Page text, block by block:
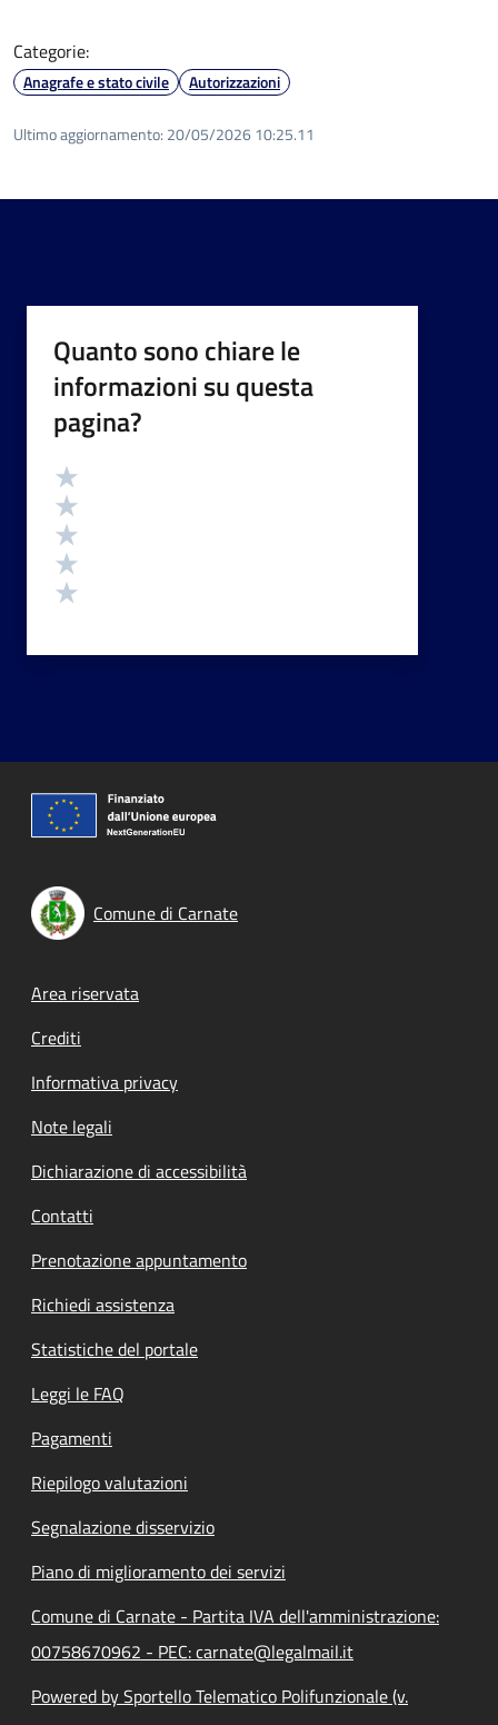
Categorie:
Anagrafe e stato civile Autorizzazioni
Ultimo aggiornamento: 20/05/2026 10:25.11
Quanto sono chiare le
informazioni su questa
pagina?
Valutazione
Comune di Carnate
Footer menu
Area riservata
Crediti
Informativa privacy
Note legali
Dichiarazione di accessibilità
Contatti
Prenotazione appuntamento
Richiedi assistenza
Statistiche del portale
Leggi le FAQ
Pagamenti
Riepilogo valutazioni
Segnalazione disservizio
Piano di miglioramento dei servizi
Comune di Carnate - Partita IVA dell'amministrazione:
00758670962 - PEC: carnate@legalmail.it
Powered by Sportello Telematico Polifunzionale (v.